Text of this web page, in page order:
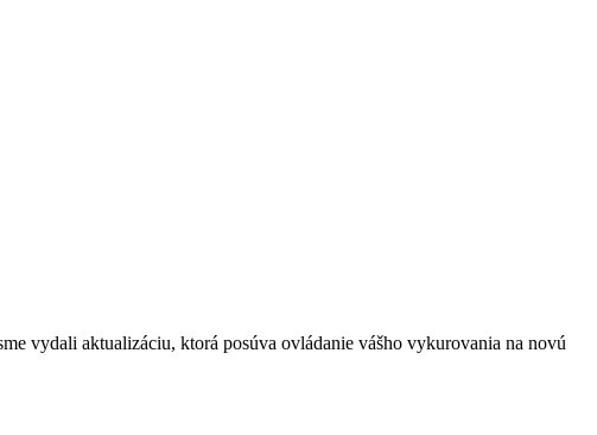
vydali aktualizáciu, ktorá posúva ovládanie vášho vykurovania na novú